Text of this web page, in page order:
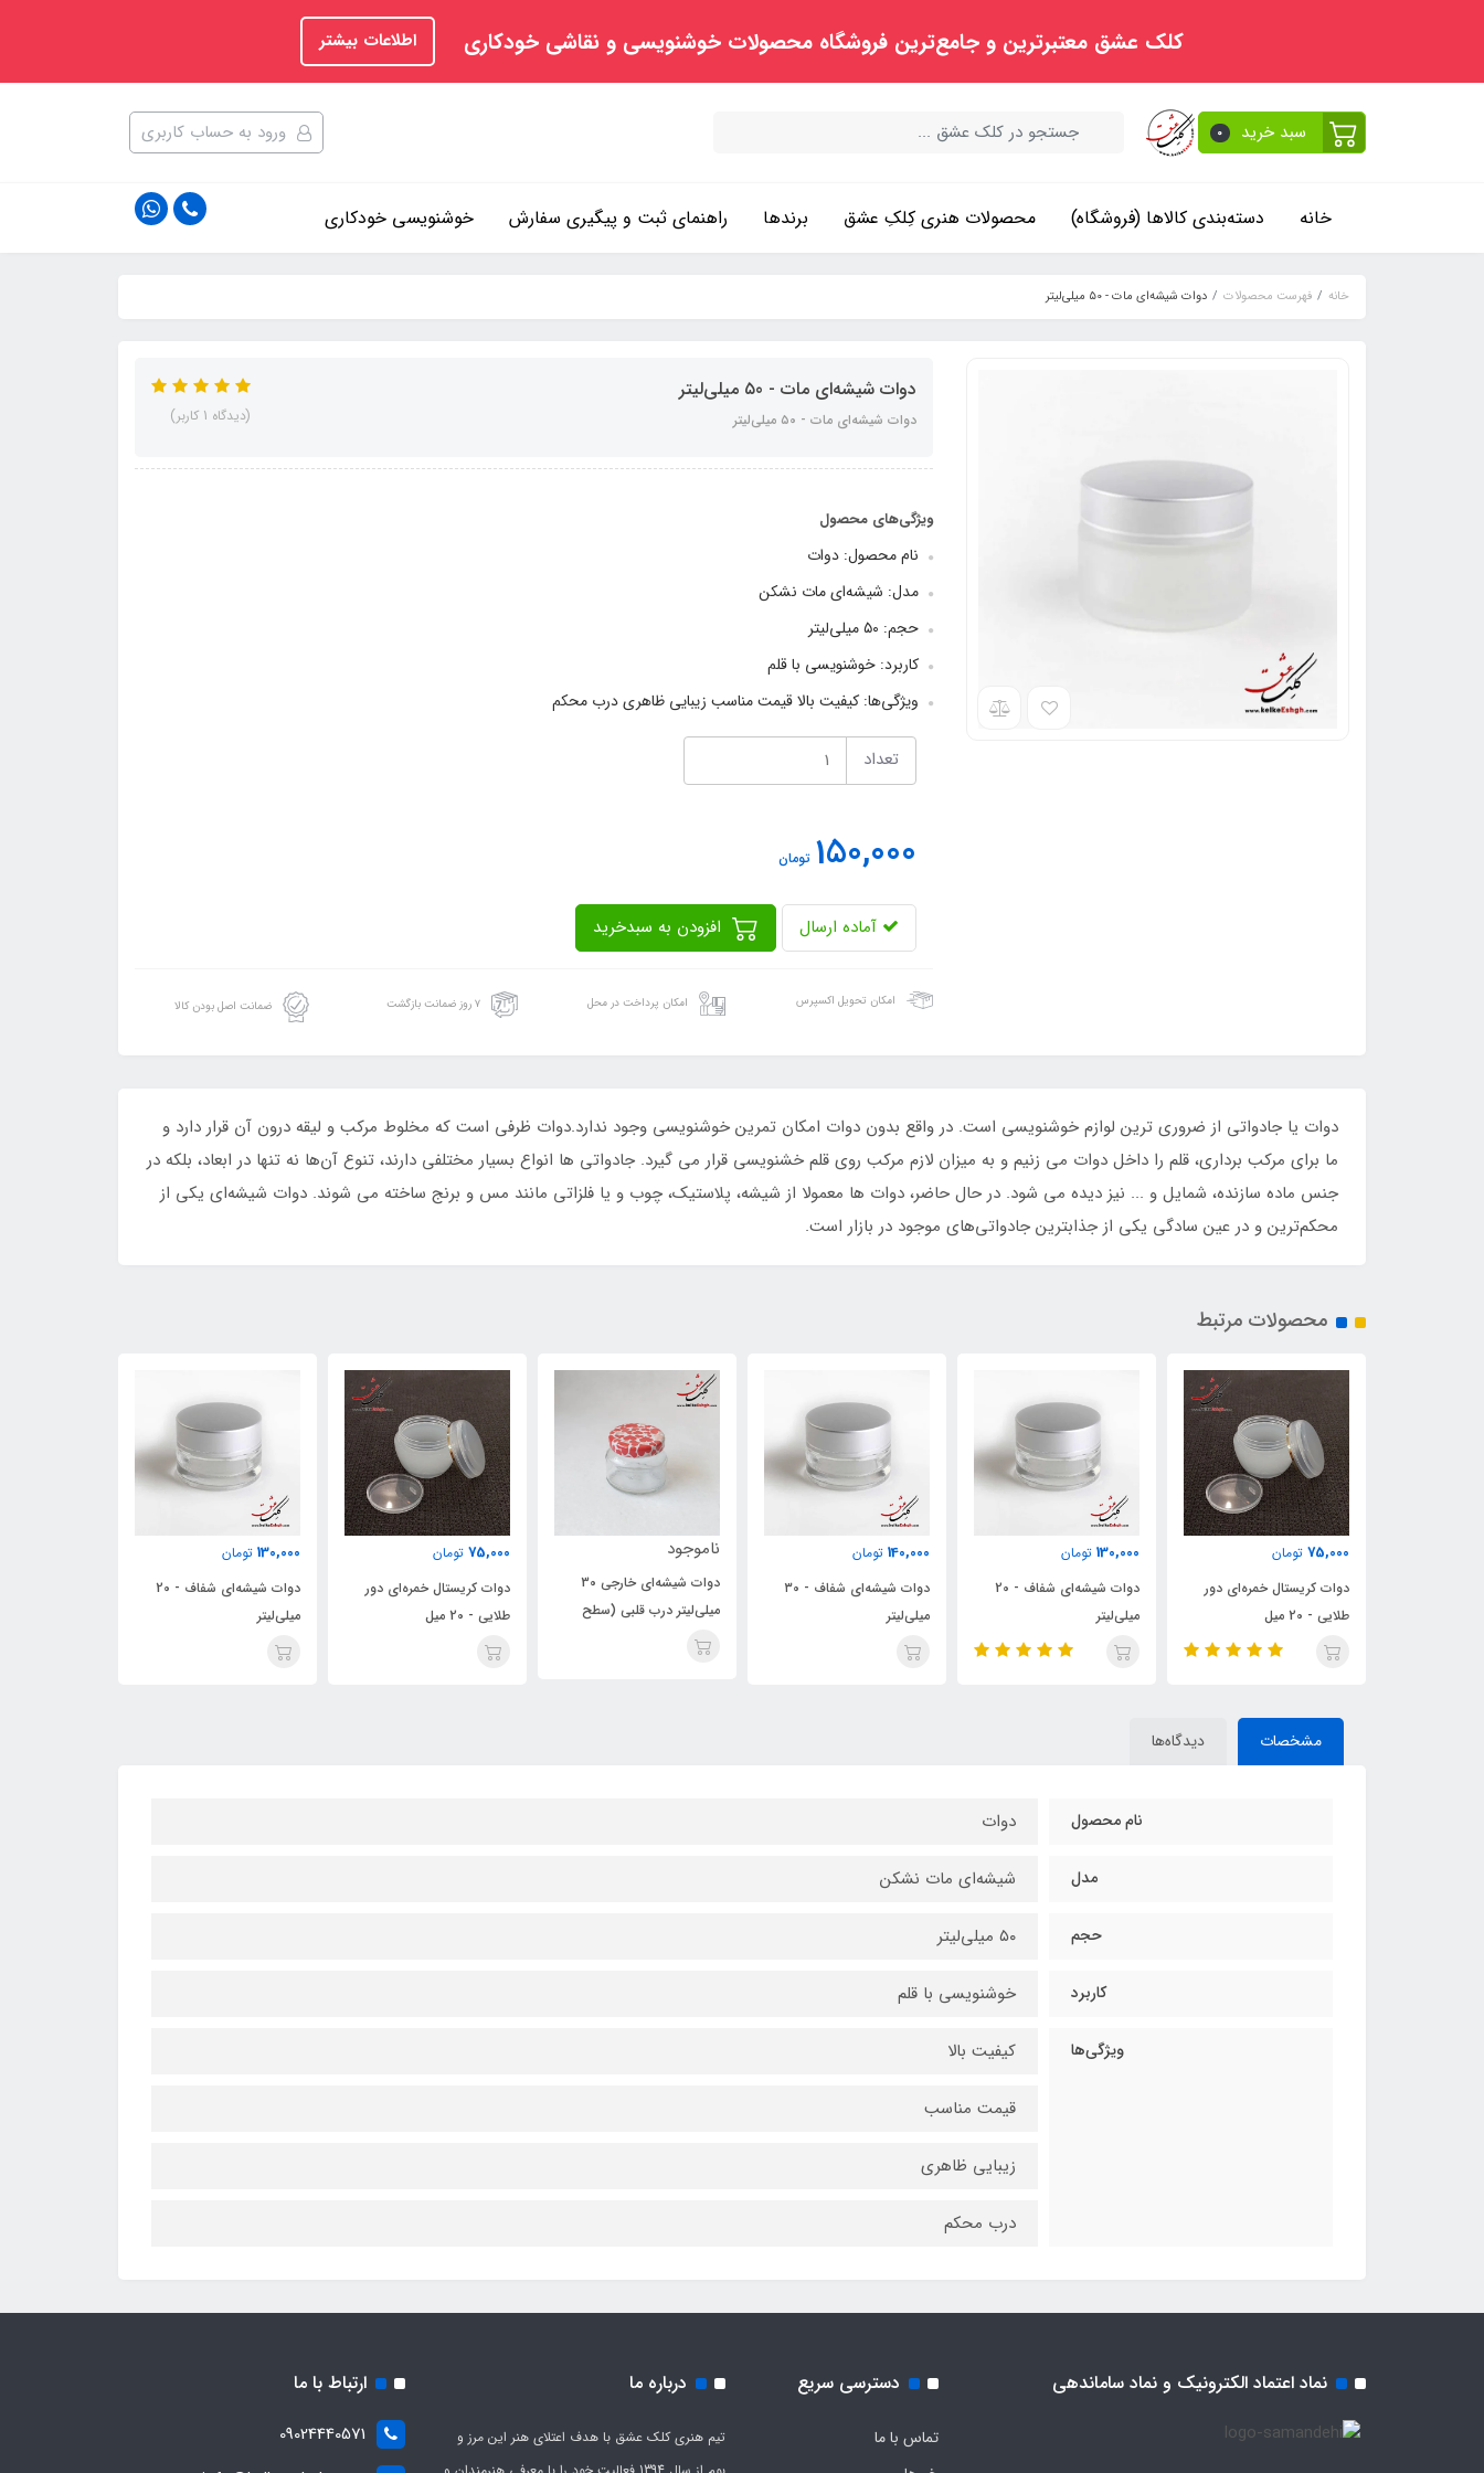
کلک عشق معتبرترین و جامع‌ترین فروشگاه محصولات خوشنویسی و نقاشی خودکاری اطلاعات بیشتر
سبد خرید 0 ورود به حساب کاربری
خانه دسته‌بندی کالاها (فروشگاه) محصولات هنری کِلکِ عشق برندها راهنمای ثبت و پیگیری سفارش خوشنویسی خودکاری
خانه فهرست محصولات دوات شیشه‌ای مات - ۵0 میلی‌لیتر
دوات شیشه‌ای مات - ۵0 میلی‌لیتر
دوات شیشه‌ای مات - ۵0 میلی‌لیتر (دیدگاه 1 کاربر)
ویژگی‌های محصول
نام محصول: دوات
مدل: شیشه‌ای مات نشکن
حجم: ۵۰ میلی‌لیتر
کاربرد: خوشنویسی با قلم
ویژگی‌ها: کیفیت بالا قیمت مناسب زیبایی ظاهری درب محکم
تعداد
150,000 تومان
آماده ارسال
امکان تحویل اکسپرس امکان پرداخت در محل ۷ روز ضمانت بازگشت ضمانت اصل بودن کالا
دوات یا جادواتی از ضروری ترین لوازم خوشنویسی است. در واقع بدون دوات امکان تمرین خوشنویسی وجود ندارد.دوات ظرفی است که مخلوط مرکب و لیقه درون آن قرار دارد و
ما برای مرکب برداری، قلم را داخل دوات می زنیم و به میزان لازم مرکب روی قلم خشنویسی قرار می گیرد. جادواتی ها انواع بسیار مختلفی دارند، تنوع آن‌ها نه تنها در ابعاد، بلکه در
جنس ماده سازنده، شمایل و ... نیز دیده می شود. در حال حاضر، دوات ها معمولا از شیشه، پلاستیک، چوب و یا فلزاتی مانند مس و برنج ساخته می شوند. دوات شیشه‌ای یکی از
محکم‌ترین و در عین سادگی یکی از جذابترین جادواتی‌های موجود در بازار است.
محصولات مرتبط
130,000 تومان
میلی‌لیتر
140,000 تومان
میلی‌لیتر
ناموجود
دوات شیشه‌ای خارجی 30
میلی‌لیتر درب قلبی (سطح
75,000
دوات کریستال خمره‌ای دور
طلایی - 20 میل
130,000 تومان
میلی‌لیتر
140,000 تومان
میلی‌لیتر
مشخصات دیدگاه‌ها
نام محصول دوات
مدل شیشه‌ای مات نشکن
حجم ۵۰ میلی‌لیتر
کاربرد خوشنویسی با قلم
ویژگی‌ها کیفیت بالا
قیمت مناسب
زیبایی ظاهری
درب محکم
نماد اعتماد الکترونیک و نماد ساماندهی دسترسی سریع
تماس با ما
درباره ما
تیم هنری کلک عشق با هدف اعتلای هنر این مرز و
ارتباط با ما
09024440571